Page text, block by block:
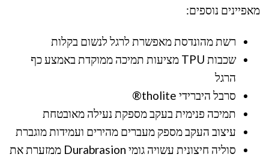
מאפיינים נוספים:
רשת מהונדסת מאפשרת לרגל לנשום בקלות
שכבות TPU מציעות תמיכה ממוקדת באמצע כף
הרגל
סרבל היברידי tholite®
תמיכה פנימית בעקב מספקת נעילה מאובטחת
עיצוב העקב מספק מעברים מהירים ועמידות מוגברת
סוליה חיצונית עשויה גומי Durabrasion ממזערת את